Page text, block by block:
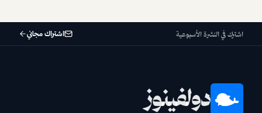
اشترك في النشرة الأسبوعية اشتراك مجاني
دولفينوز